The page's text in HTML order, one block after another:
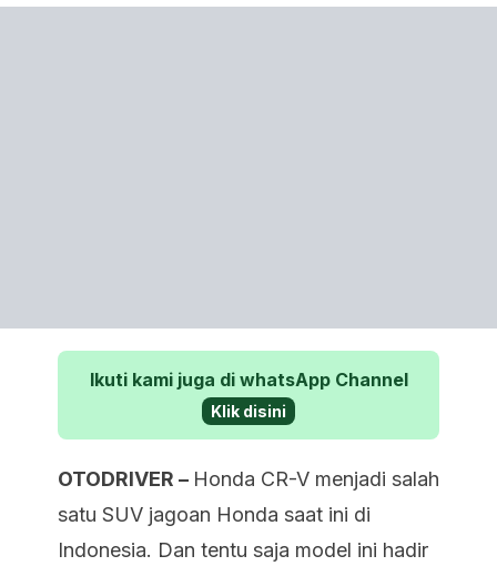
Ikuti kami juga di whatsApp Channel
Klik disini
OTODRIVER – Honda CR-V menjadi salah
satu SUV jagoan Honda saat ini di
Indonesia. Dan tentu saja model ini hadir